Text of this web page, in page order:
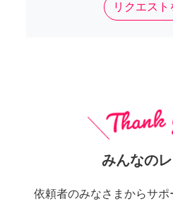
リクエスト
みんなの
依頼者のみなさまからサ